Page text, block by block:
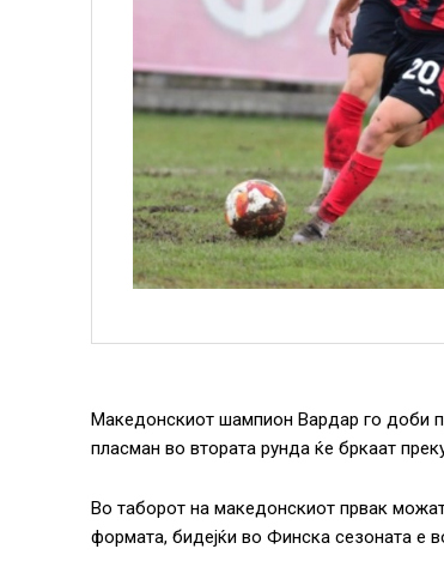
Македонскиот шампион Вардар го доби
пласман во втората рунда ќе бркаат
Во таборот на македонскиот првак
формата, бидејќи во Финска сезоната е